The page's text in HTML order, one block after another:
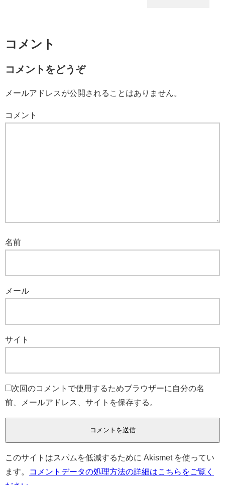
コメント
コメントをどうぞ
メールアドレスが公開されることはありません。
コメント
名前
メール
サイト
次回のコメントで使用するためブラウザーに自分の名
前、メールアドレス、サイトを保存する。
このサイトはスパムを低減するために Akismet を使ってい
ます。
コメントデータの処理方法の詳細はこちらをご覧く